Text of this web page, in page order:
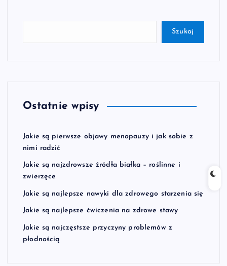
Szukaj
Ostatnie wpisy
Jakie są pierwsze objawy menopauzy i jak sobie z
nimi radzić
Jakie są najzdrowsze źródła białka – roślinne i
zwierzęce
Jakie są najlepsze nawyki dla zdrowego starzenia się
Jakie są najlepsze ćwiczenia na zdrowe stawy
Jakie są najczęstsze przyczyny problemów z
płodnością